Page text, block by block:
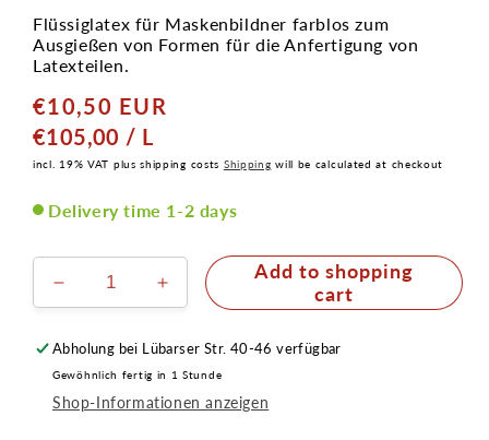
Flüssiglatex für Maskenbildner farblos zum
Ausgießen von Formen für die Anfertigung von
Latexteilen.
Normal
price
€10,50 EUR
GRUNDPREIS
€105,00 / PRO
L
incl. 19% VAT plus shipping costs Shipping will be calculated at checkout
Delivery time 1-2 days
Verringere
die
Menge
für
Latexmilch
farblos
Erhöhe
die
Menge
für
Latexmilch
farblos
Add to shopping
cart
Abholung bei Lübarser Str. 40-46 verfügbar
Gewöhnlich fertig in 1 Stunde
Shop-Informationen anzeigen